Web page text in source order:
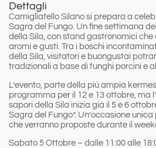
Dettagli
Camigliatello Silano si prepara a
Sagra del Fungo. Un fine settimana
della Sila, con stand gastronomici che
aromi e gusti. Tra i boschi
della Sila, visitatori e buongustai
tradizionali a base di funghi porcini e
L’evento, parte della più ampia
programma per il 12 e 13 ottobre , ma
sapori della Sila inizia già il 5 e 6
Sagra del Fungo”. Un’occasione
che verranno proposte durante il
Sabato 5 Ottobre – dalle 11:00 alle